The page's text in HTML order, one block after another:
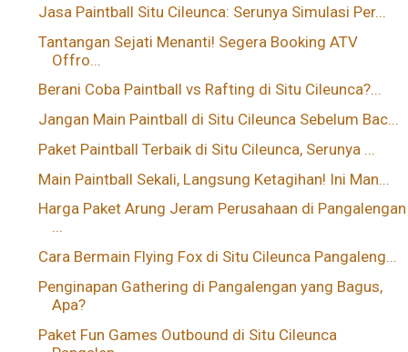
Jasa Paintball Situ Cileunca: Serunya Simulasi Per...
Tantangan Sejati Menanti! Segera Booking ATV
Offro...
Berani Coba Paintball vs Rafting di Situ Cileunca?...
Jangan Main Paintball di Situ Cileunca Sebelum Bac...
Paket Paintball Terbaik di Situ Cileunca, Serunya ...
Main Paintball Sekali, Langsung Ketagihan! Ini Man...
Harga Paket Arung Jeram Perusahaan di Pangalengan
...
Cara Bermain Flying Fox di Situ Cileunca Pangaleng...
Penginapan Gathering di Pangalengan yang Bagus,
Apa?
Paket Fun Games Outbound di Situ Cileunca